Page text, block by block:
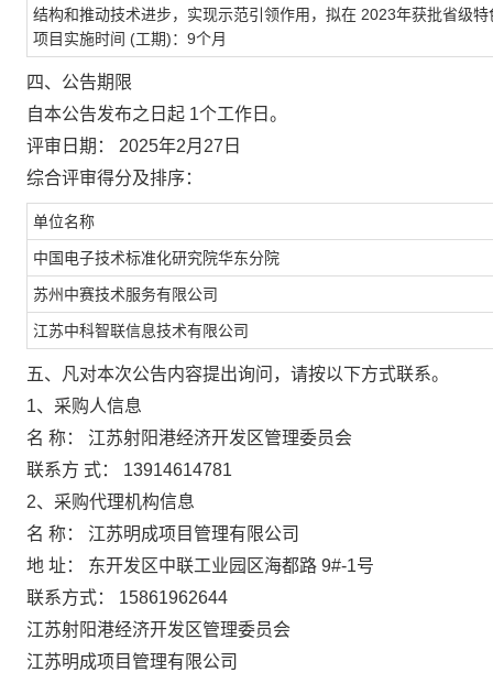
结构和推动技术进步，实现示范引领作用，拟在 2023年获批省级
项目实施时间 (工期)：9个月
四、公告期限
自本公告发布之日起 1个工作日。
评审日期： 2025年2月27日
综合评审得分及排序：
单位名称
中国电子技术标准化研究院华东分院
苏州中赛技术服务有限公司
江苏中科智联信息技术有限公司
五、凡对本次公告内容提出询问，请按以下方式联系。
1、采购人信息
名 称： 江苏射阳港经济开发区管理委员会
联系方 式： 13914614781
2、采购代理机构信息
名 称： 江苏明成项目管理有限公司
地 址： 东开发区中联工业园区海都路 9#-1号
联系方式： 15861962644
江苏射阳港经济开发区管理委员会
江苏明成项目管理有限公司